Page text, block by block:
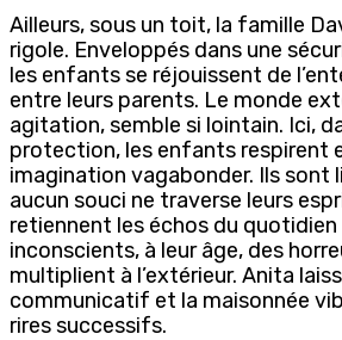
Ailleurs, sous un toit, la famille
rigole. Enveloppés dans une
les enfants se réjouissent de
entre leurs parents. Le monde
agitation, semble si lointain. Ici,
protection, les enfants respirent
imagination vagabonder. Ils sont
aucun souci ne traverse leurs
retiennent les échos du
inconscients, à leur âge, des
multiplient à l’extérieur. Anita
communicatif et la maisonnée
rires successifs.